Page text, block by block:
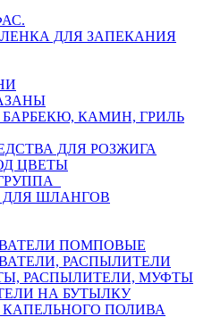
ДЛЯ ЗАПЕКАНИЯ
КАМИН, ГРИЛЬ
ДЛЯ РОЗЖИГА
ЦВЕТЫ
ШЛАНГОВ
ПОМПОВЫЕ
РАСПЫЛИТЕЛИ
РАСПЫЛИТЕЛИ, МУФТЫ
НА БУТЫЛКУ
ПОЛИВА